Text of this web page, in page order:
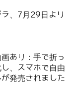
ラ、7月29日より
あり：手で折っ
、スマホで自由
発売されました